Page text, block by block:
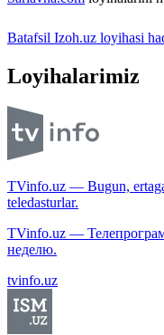
Batafsil Izoh.uz loyihasi
Loyihalarimiz
TVinfo.uz — Bugun,
teledasturlar.
TVinfo.uz —
неделю.
tvinfo.uz